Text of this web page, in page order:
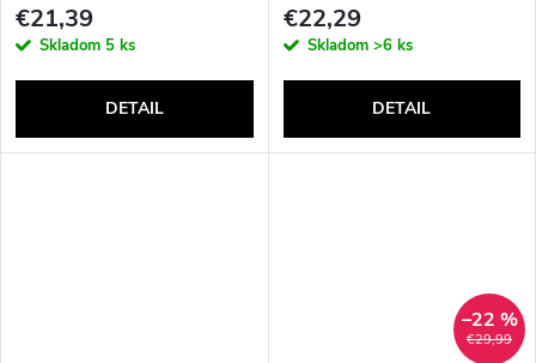
€21,39
Skladom 5 ks
DETAIL
€22,29
Skladom >6 ks
DETAIL
€29,99
–22 %